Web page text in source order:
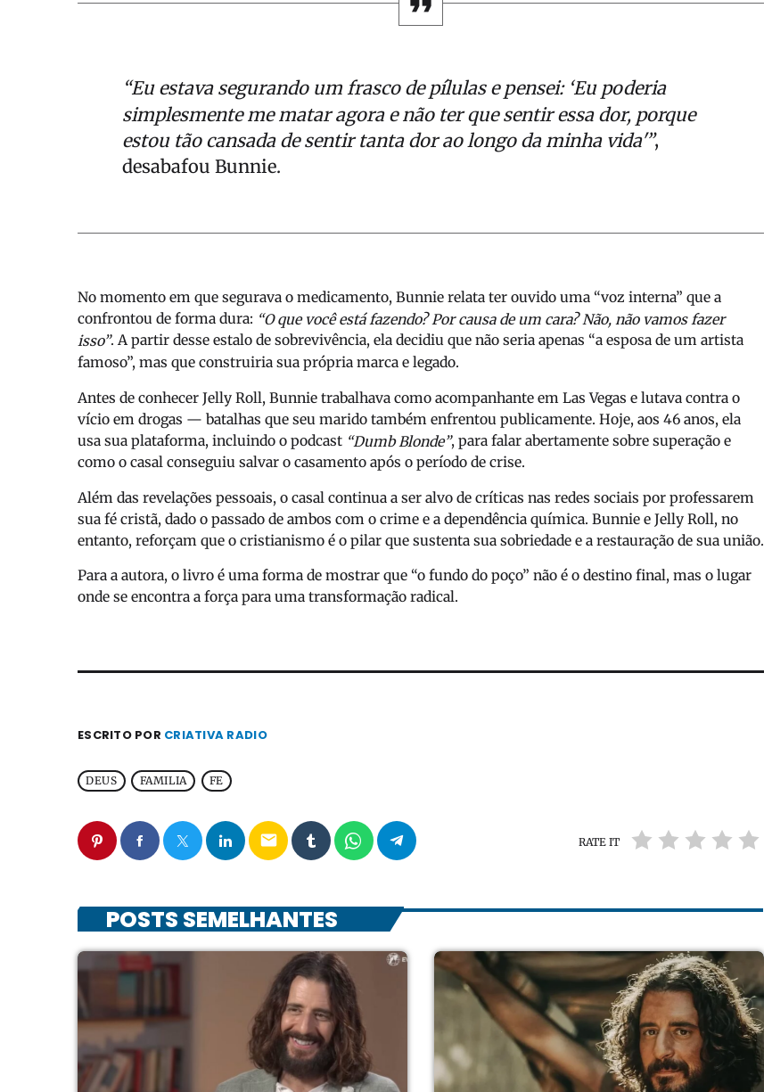
“Eu estava segurando um frasco de pílulas e pensei: ‘Eu poderia
simplesmente me matar agora e não ter que sentir essa dor, porque
estou tão cansada de sentir tanta dor ao longo da minha vida'”,
desabafou Bunnie.
No momento em que segurava o medicamento, Bunnie relata ter ouvido uma “voz interna” que a
confrontou de forma dura: “O que você está fazendo? Por causa de um cara? Não, não vamos fazer
isso”. A partir desse estalo de sobrevivência, ela decidiu que não seria apenas “a esposa de um artista
famoso”, mas que construiria sua própria marca e legado.
Antes de conhecer Jelly Roll, Bunnie trabalhava como acompanhante em Las Vegas e lutava contra o
vício em drogas — batalhas que seu marido também enfrentou publicamente. Hoje, aos 46 anos, ela
usa sua plataforma, incluindo o podcast “Dumb Blonde”, para falar abertamente sobre superação e
como o casal conseguiu salvar o casamento após o período de crise.
Além das revelações pessoais, o casal continua a ser alvo de críticas nas redes sociais por professarem
sua fé cristã, dado o passado de ambos com o crime e a dependência química. Bunnie e Jelly Roll, no
entanto, reforçam que o cristianismo é o pilar que sustenta sua sobriedade e a restauração de sua união.
Para a autora, o livro é uma forma de mostrar que “o fundo do poço” não é o destino final, mas o lugar
onde se encontra a força para uma transformação radical.
ESCRITO POR CRIATIVA RADIO
DEUS FAMILIA FE
email RATE IT
POSTS SEMELHANTES